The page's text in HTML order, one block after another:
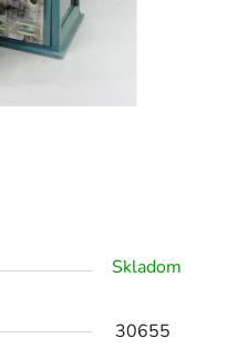
Skladom
30655